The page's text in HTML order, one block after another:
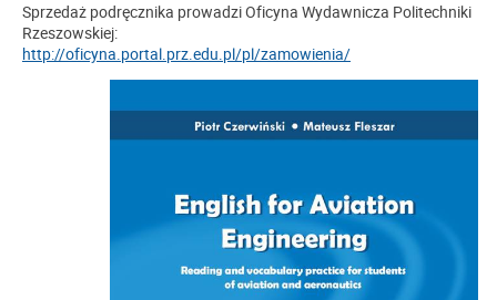
Sprzedaż podręcznika prowadzi Oficyna Wydawnicza Politechniki
Rzeszowskiej:
http://oficyna.portal.prz.edu.pl/pl/zamowienia/